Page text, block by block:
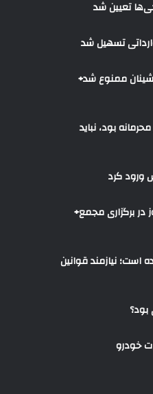
تعیین شد
تسهیل شد
ممنوع شد+
بود، نباید
ورود کرد
در برگزاری مجمع+
است؛ نیازمند قوانین
بود؟
خودرو